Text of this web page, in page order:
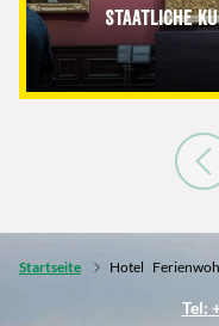
Staatliche
Startseite Hotel
Tel: